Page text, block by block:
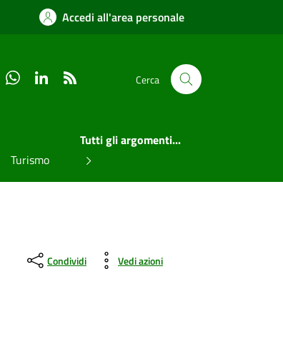
Accedi all'area personale
YouTube WhatsAppLinkedIn Cerca
Turismo
Tutti gli argomenti...
Condividi Vedi azioni